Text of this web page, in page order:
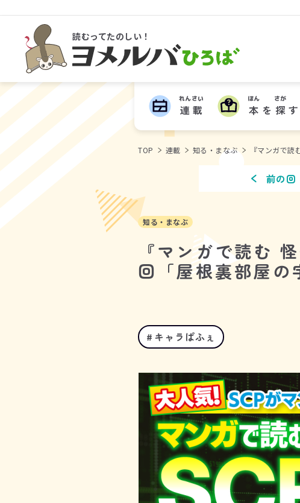
読むってたのしい！
ヨメルバひろば
連載
れんさい
本
ほん
を 探
さが
す
TOP 連載 知る・まなぶ 『マンガで
前の回
知る・まなぶ
『マンガで読む
回「屋根裏部屋の
キャラぱふぇ